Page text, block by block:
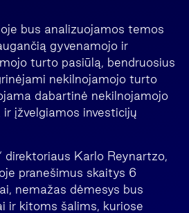
bus analizuojamos temos
gyvenamojo ir
turto pasiūlą, bendruosius
nekilnojamojo turto
dabartinė nekilnojamojo
įžvelgiamos investicijų
direktoriaus Karlo Reynartzo,
pranešimus skaitys 6
nemažas dėmesys bus
ir kitoms šalims, kuriose